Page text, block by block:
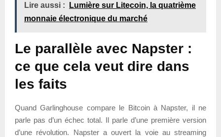
Lire aussi :
Lumière sur Litecoin, la quatrième
monnaie électronique du marché
Le parallèle avec Napster :
ce que cela veut dire dans
les faits
Quand Garlinghouse compare le Bitcoin à Napster, il ne
parle pas d’un échec total. Il parle d’une première version
d’une révolution. Napster a ouvert la voie au streaming